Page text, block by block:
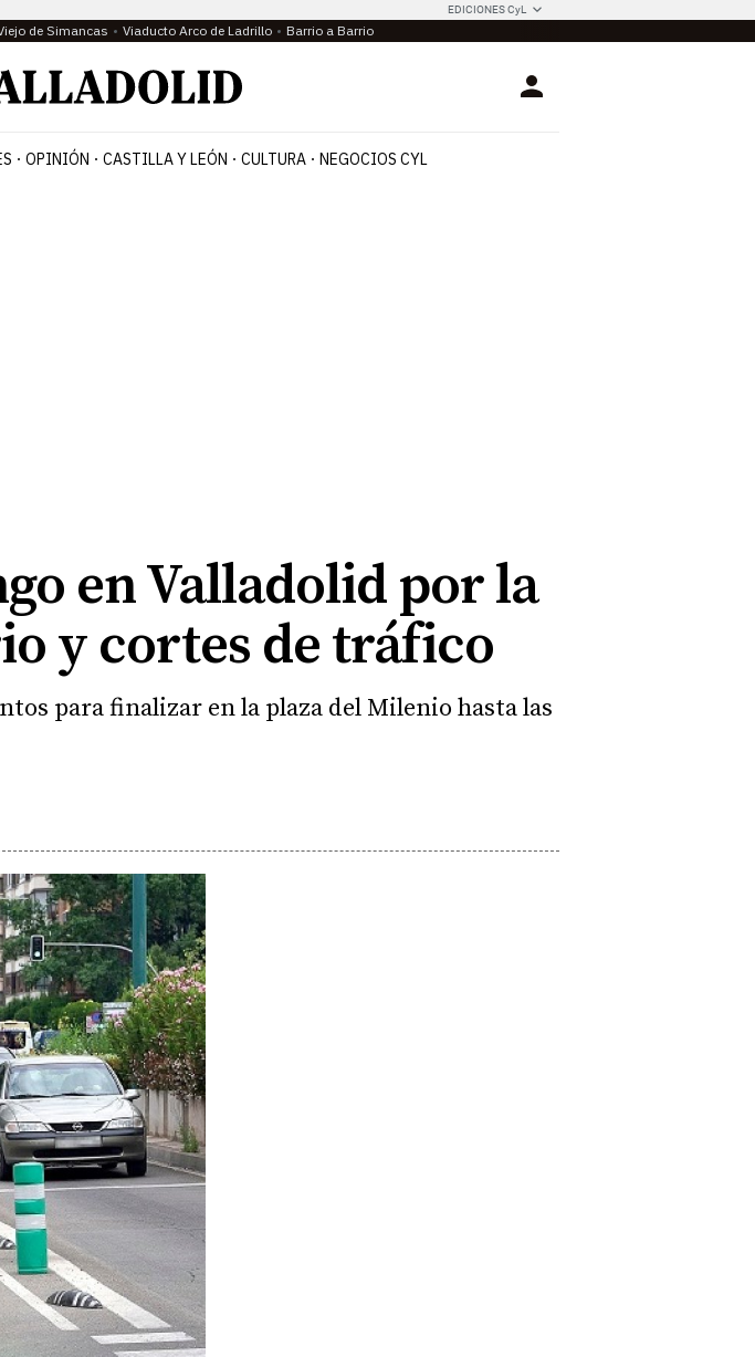
EDICIONES CyL
de Simancas Viaducto Arco de Ladrillo Barrio a Barrio
Login
OPINIÓN CASTILLA Y LEÓN CULTURA NEGOCIOS CYL
en Valladolid por la
y cortes de tráfico
para finalizar en la plaza del Milenio hasta las